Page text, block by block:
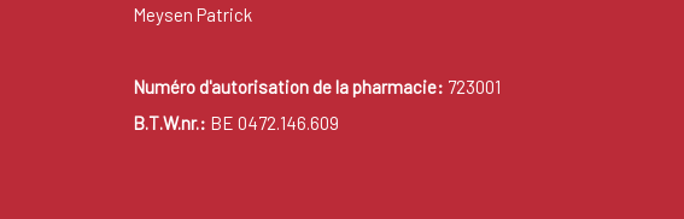
Meysen Patrick
Numéro d'autorisation de la pharmacie: 723001
B.T.W.nr.: BE 0472.146.609